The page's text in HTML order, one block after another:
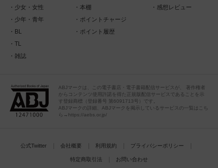
少女・女性
少年・青年
BL
TL
雑誌
本棚
ポイントチャージ
ポイント履歴
感想レビュー
ABJマークは、この電子書店・電子書籍配信サービスが、 著作権者
からコンテンツ使用許諾を得た正規版配信サービスであることを示
す登録商標（登録番号 第6091713号）です。
ABJマークの詳細、ABJマークを掲示しているサービスの一覧はこち
ら→https://aebs.or.jp/
公式Twitter 会社概要 利用規約 プライバシーポリシー
特定商取引法 お問い合わせ